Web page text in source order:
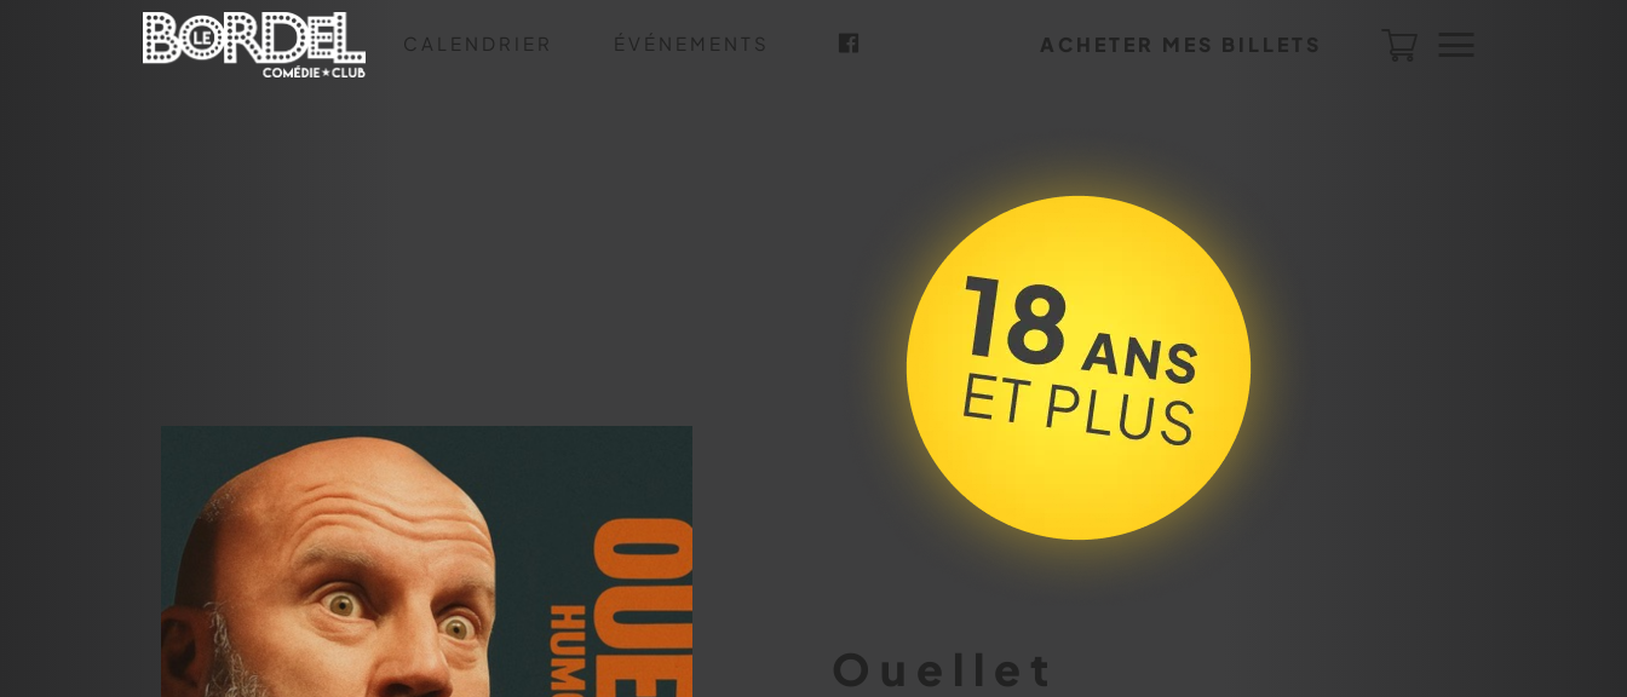
CALENDRIER ÉVÉNEMENTS ACHETER MES BILLETS
Ouellet